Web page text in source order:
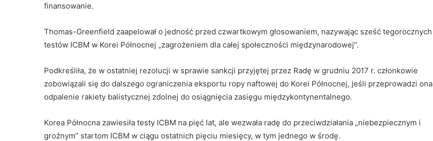
finansowanie.
Thomas-Greenfield zaapelował o jedność przed czwartkowym głosowaniem, nazywając sześć tegorocznych
testów ICBM w Korei Północnej „zagrożeniem dla całej społeczności międzynarodowej”.
Podkreśliła, że ​​w ostatniej rezolucji w sprawie sankcji przyjętej przez Radę w grudniu 2017 r. członkowie
zobowiązali się do dalszego ograniczenia eksportu ropy naftowej do Korei Północnej, jeśli przeprowadzi ona
odpalenie rakiety balistycznej zdolnej do osiągnięcia zasięgu międzykontynentalnego.
Korea Północna zawiesiła testy ICBM na pięć lat, ale wezwała radę do przeciwdziałania „niebezpiecznym i
groźnym” startom ICBM w ciągu ostatnich pięciu miesięcy, w tym jednego w środę.